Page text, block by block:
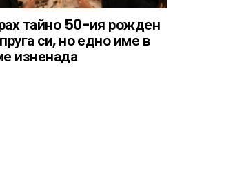
тайно 50-ия рожден
си, но едно име в
изненада